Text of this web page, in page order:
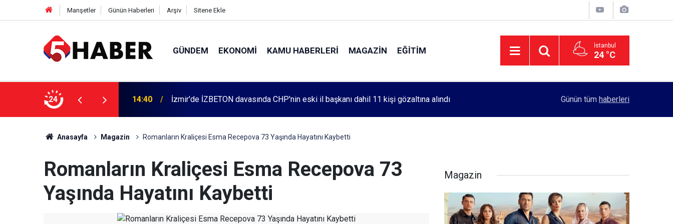
Manşetler Günün Haberleri Arşiv Sitene Ekle
GÜNDEM EKONOMI KAMU HABERLERI MAGAZIN EĞITIM İstanbul
24 °C
24
dahil 11 kişi gözaltına alındı 13:55 Cumartesi anneleri 1083. haftada Mehmet Özdemir için adalet aradı Rektörlük, kadın öğrencilerin güvenliği için
Günün tüm haberleri
Anasayfa Magazin Romanların Kraliçesi Esma Recepova 73 Yaşında Hayatını Kaybetti
Romanların Kraliçesi Esma Recepova 73
Yaşında Hayatını Kaybetti
Magazin